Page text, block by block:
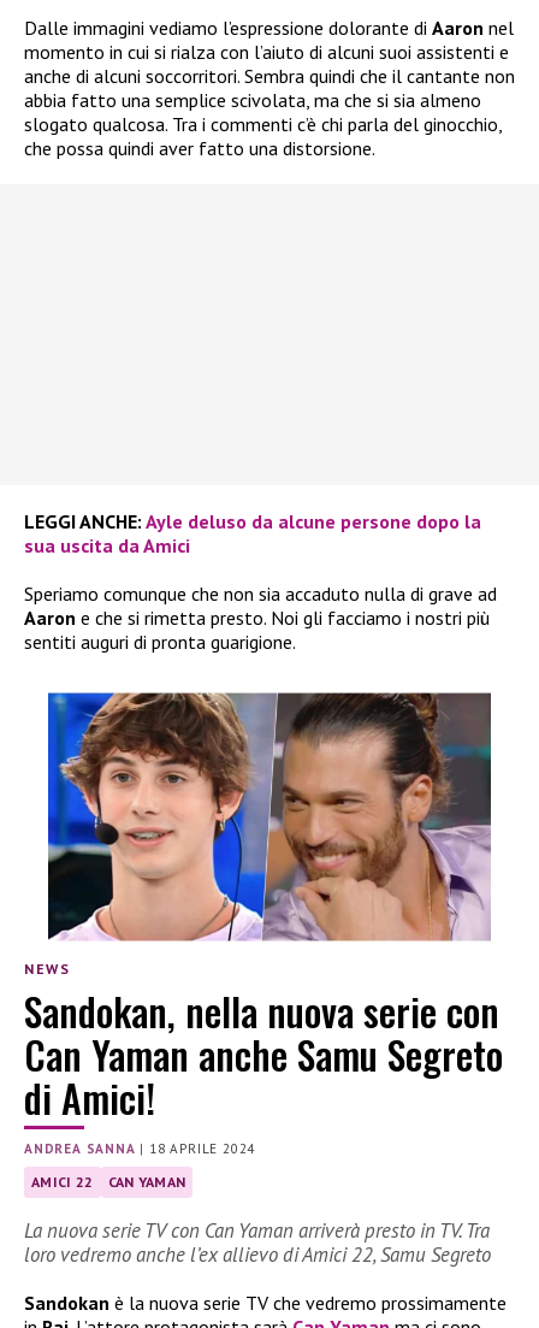
Dalle immagini vediamo l’espressione dolorante di Aaron nel
momento in cui si rialza con l’aiuto di alcuni suoi assistenti e
anche di alcuni soccorritori. Sembra quindi che il cantante non
abbia fatto una semplice scivolata, ma che si sia almeno
slogato qualcosa. Tra i commenti c’è chi parla del ginocchio,
che possa quindi aver fatto una distorsione.
LEGGI ANCHE: Ayle deluso da alcune persone dopo la
sua uscita da Amici
Speriamo comunque che non sia accaduto nulla di grave ad
Aaron e che si rimetta presto. Noi gli facciamo i nostri più
sentiti auguri di pronta guarigione.
NEWS
Sandokan, nella nuova serie con
Can Yaman anche Samu Segreto
di Amici!
ANDREA SANNA | 18 APRILE 2024
AMICI 22 CAN YAMAN
La nuova serie TV con Can Yaman arriverà presto in TV. Tra
loro vedremo anche l’ex allievo di Amici 22, Samu Segreto
Sandokan è la nuova serie TV che vedremo prossimamente